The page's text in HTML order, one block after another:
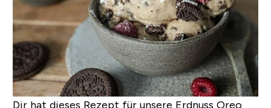
Dir hat dieses Rezept für unsere Erdnuss Oreo